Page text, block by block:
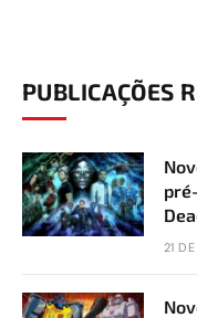
PUBLICAÇÕES
21